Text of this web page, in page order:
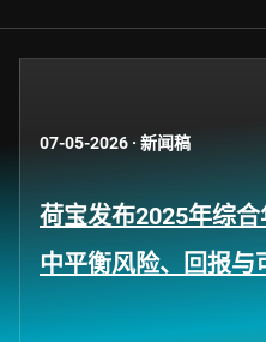
07-05-2026 · 新闻稿
荷宝发布2025年综
中平衡风险、回报与